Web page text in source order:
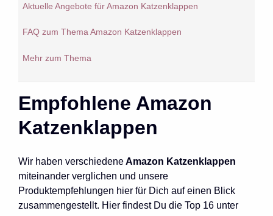
Aktuelle Angebote für Amazon Katzenklappen
FAQ zum Thema Amazon Katzenklappen
Mehr zum Thema
Empfohlene Amazon
Katzenklappen
Wir haben verschiedeneAmazon Katzenklappen
miteinander verglichen und unsere
Produktempfehlungen hier für Dich auf einen Blick
zusammengestellt. Hier findest Du die Top 16 unter